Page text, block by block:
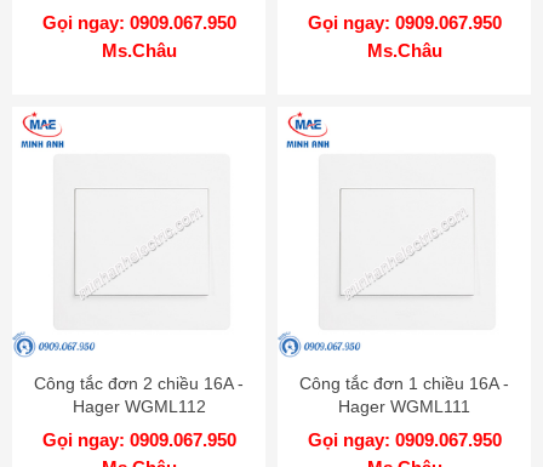
Gọi ngay: 0909.067.950
Ms.Châu
Gọi ngay: 0909.067.950
Ms.Châu
Công tắc đơn 2 chiều 16A -
Hager WGML112
Gọi ngay: 0909.067.950
Công tắc đơn 1 chiều 16A -
Hager WGML111
Gọi ngay: 0909.067.950